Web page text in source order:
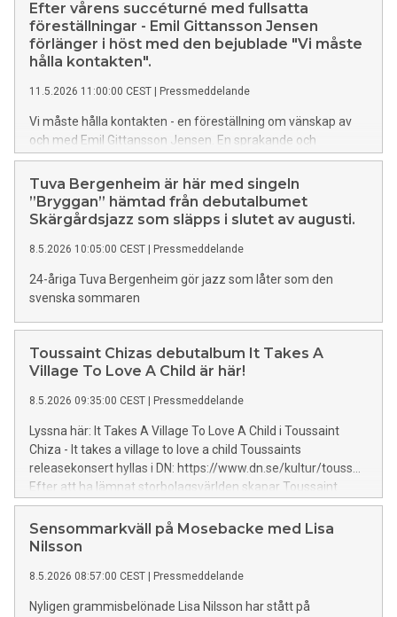
Efter vårens succéturné med fullsatta
föreställningar - Emil Gittansson Jensen
förlänger i höst med den bejublade "Vi måste
hålla kontakten".
11.5.2026 11:00:00 CEST | Pressmeddelande
Vi måste hålla kontakten - en föreställning om vänskap av
och med Emil Gittansson Jensen. En sprakande och
makalöst rolig afton med scenkonst, ordkonst och innerlig
musik. Den prisbelönte artisten och poeten har under våren
turnerat runt hela landet med sin nya föreställning och
mötts av fullsatta teatrar och konserthus med idel stående
helgen som gick med en utsåld extraföreställning på
Scalateatern i Stockholm och nu den kommande helgen
med ett extra utsålt datum i Lund. Ämnet kring vikten av
vad som verkligen är viktigt i dessa tider. Med sin unika
blandning av musik och tal, humor och allvar, personligt och
globalt, gjuter Emil mod och kraft i sin samtid.
”Föreställningen kretsar kring temat vänskap som fenomen.
Denna så undervärderade relation, livsnödvändig för oss
själv om temat. Genom att vända och vrid
Tuva Bergenheim är här med singeln
”Bryggan” hämtad från debutalbumet
Skärgårdsjazz som släpps i slutet av augusti.
8.5.2026 10:05:00 CEST | Pressmeddelande
24-åriga Tuva Bergenheim gör jazz som låter som den
svenska sommaren
Toussaint Chizas debutalbum It Takes A
Village To Love A Child är här!
8.5.2026 09:35:00 CEST | Pressmeddelande
Lyssna här: It Takes A Village To Love A Child i Toussaint
Chiza - It takes a village to love a child Toussaints
releasekonsert hyllas i DN: https://www.dn.se/kultur/touss...
Efter att ha lämnat storbolagsvärlden skapar Toussaint
musik på egna villkor – ett album som speglar hela hans
resa: från barndomens Kongo och flykten till Uganda, genom
uppväxten i Sverige, till återvändandet till Afrika och
är en berättelse om identitet, familj och modet att äga sin
egen historia.
Sensommarkväll på Mosebacke med Lisa
Nilsson
8.5.2026 08:57:00 CEST | Pressmeddelande
Nyligen grammisbelönade Lisa Nilsson har stått på